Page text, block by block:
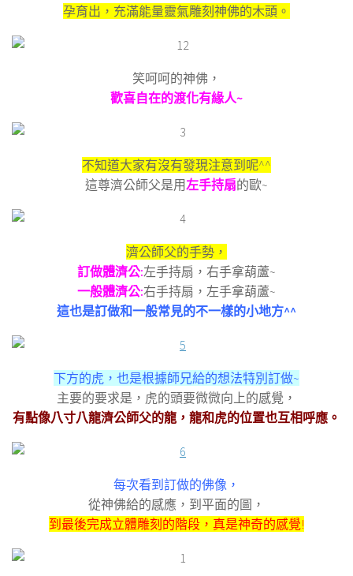
孕育出，充滿能量靈氣雕刻神佛的木頭。
笑呵呵的神佛，
歡喜自在的渡化有緣人~
不知道大家有沒有發現注意到呢^^
這尊濟公師父是用左手持扇的歐~
濟公師父的手勢，
訂做體濟公:左手持扇，右手拿葫蘆~
一般體濟公:右手持扇，左手拿葫蘆~
這也是訂做和一般常見的不一樣的小地方^^
下方的虎，也是根據師兄給的想法特別訂做~
主要的要求是，虎的頭要微微向上的感覺，
有點像八寸八龍濟公師父的龍，龍和虎的位置也互相呼應。
每次看到訂做的佛像，
從神佛給的感應，到平面的圖，
到最後完成立體雕刻的階段，真是神奇的感覺!